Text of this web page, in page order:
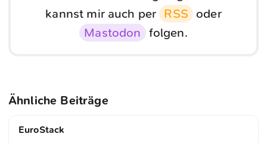
kannst mir auch per RSS oder
Mastodon folgen.
Ähnliche Beiträge
EuroStack